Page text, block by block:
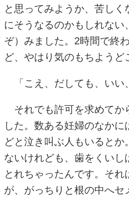
と思ってみようか、苦しく
にそうなるのかもしれない
ぞ）みました。 2時間で終
ど、やはり気のもちようど
「こえ、だしても、いい
それでも許可を求めてか
した。数ある妊婦のなかに
どと泣き叫ぶ人もいるとか
ないけれども、歯をくいし
とれちゃったんです。それ
が、がっちりと根の中へセ